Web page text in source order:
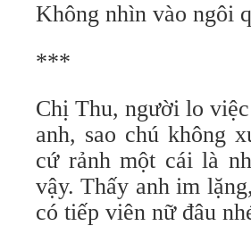
Không nhìn vào ngôi
***
Chị Thu, người lo
anh, sao chú không
cứ rảnh một cái là
vậy. Thấy anh im
có tiếp viên nữ đâu